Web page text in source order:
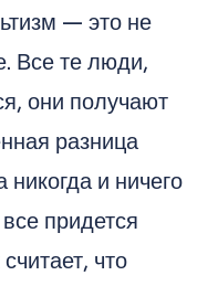
— это не
Все те люди,
они получают
разница
никогда и ничего
придется
что